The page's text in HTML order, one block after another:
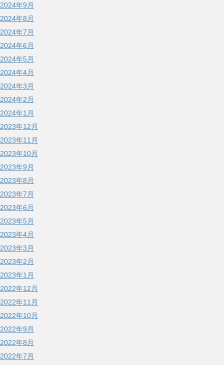
2024年9月
2024年8月
2024年7月
2024年6月
2024年5月
2024年4月
2024年3月
2024年2月
2024年1月
2023年12月
2023年11月
2023年10月
2023年9月
2023年8月
2023年7月
2023年6月
2023年5月
2023年4月
2023年3月
2023年2月
2023年1月
2022年12月
2022年11月
2022年10月
2022年9月
2022年8月
2022年7月